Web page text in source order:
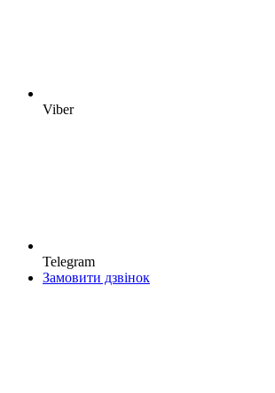
Viber
Telegram
Замовити дзвінок